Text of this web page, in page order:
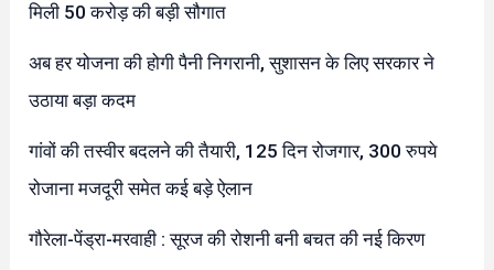
मिली 50 करोड़ की बड़ी सौगात
अब हर योजना की होगी पैनी निगरानी, सुशासन के लिए सरकार ने
उठाया बड़ा कदम
गांवों की तस्वीर बदलने की तैयारी, 125 दिन रोजगार, 300 रुपये
रोजाना मजदूरी समेत कई बड़े ऐलान
गौरेला-पेंड्रा-मरवाही : सूरज की रोशनी बनी बचत की नई किरण